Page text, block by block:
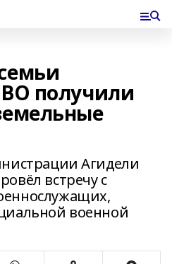
получили
Агидели
встречу с
военной